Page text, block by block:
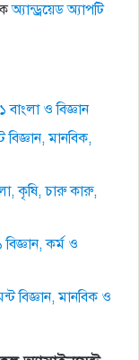
অ্যান্ড্রয়েড অ্যাপটি
ও বিজ্ঞান
মানবিক,
কৃষি, চারু কারু,
বিজ্ঞান, কর্ম ও
বিজ্ঞান, মানবিক ও